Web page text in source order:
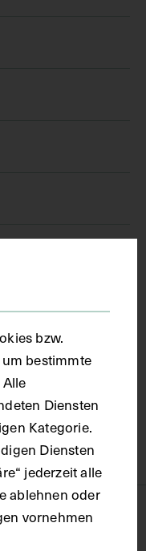
bzw.
bestimmte
Diensten
Kategorie.
Diensten
jederzeit alle
ablehnen oder
vornehmen